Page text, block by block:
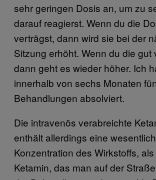
sehr geringen Dosis an, um zu
darauf reagierst. Wenn du die
verträgst, dann wird sie bei der
Sitzung erhöht. Wenn du die gut
dann geht es wieder höher. Ich
innerhalb von sechs Monaten
Behandlungen absolviert.
Die intravenös verabreichte
enthält allerdings eine
Konzentration des Wirkstoffs,
Ketamin, das man auf der